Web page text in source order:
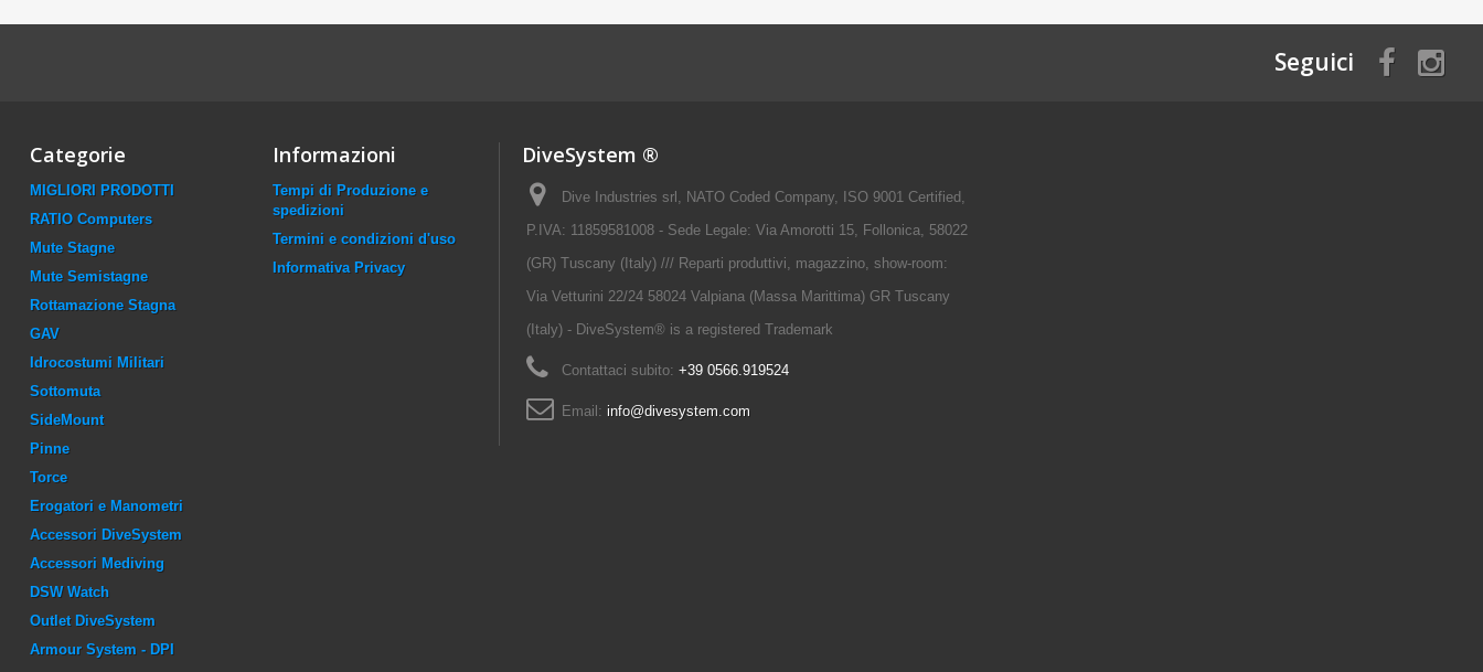
Seguici
Categorie
MIGLIORI PRODOTTI
RATIO Computers
Mute Stagne
Mute Semistagne
Rottamazione Stagna
GAV
Idrocostumi Militari
Sottomuta
SideMount
Pinne
Torce
Erogatori e Manometri
Accessori DiveSystem
Accessori Mediving
DSW Watch
Outlet DiveSystem
Armour System - DPI
Informazioni
Tempi di Produzione e
spedizioni
Termini e condizioni d'uso
Informativa Privacy
DiveSystem ®
Dive Industries srl, NATO Coded Company, ISO 9001 Certified,
P.IVA: 11859581008 - Sede Legale: Via Amorotti 15, Follonica, 58022
(GR) Tuscany (Italy) /// Reparti produttivi, magazzino, show-room:
Via Vetturini 22/24 58024 Valpiana (Massa Marittima) GR Tuscany
(Italy) - DiveSystem® is a registered Trademark
Contattaci subito: +39 0566.919524
Email: info@divesystem.com